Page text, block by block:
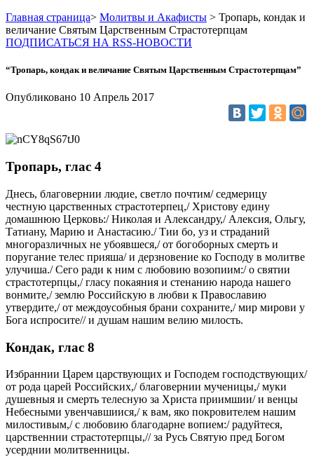
Главная страница> Молитвы и Акафисты > Тропарь, кондак и
величание Святым Царственным Страстотерпцам
ПОДПИСАТЬСЯ НА RSS-НОВОСТИ
“Тропарь, кондак и величание Святым Царственным Страстотерпцам”
Опубликовано 10 Апрель 2017
Тропарь, глас 4
Днесь, благовернии людие, светло почтим/ седмерицу
честную царственных страстотерпец,/ Христову едину
домашнюю Церковь:/ Николая и Александру,/ Алексия, Ольгу,
Татиану, Марию и Анастасию./ Тии бо, уз и страданий
многоразличных не убоявшеся,/ от богоборных смерть и
поругание телес прияша/ и дерзновение ко Господу в молитве
улучиша./ Сего ради к ним с любовию возопиим:/ о святии
страстотерпцы,/ гласу покаяния и стенанию народа нашего
вонмите,/ землю Российскую в любви к Православию
утвердите,/ от междоусобныя брани сохраните,/ мир мирови у
Бога испросите// и душам нашим велию милость.
Кондак, глас 8
Избраннии Царем царствующих и Господем господствующих/
от рода царей Российских,/ благовернии мученицы,/ муки
душевныя и смерть телесную за Христа приимшии/ и венцы
Небесными увенчавшиися,/ к вам, яко покровителем нашим
милостивым,/ с любовию благодарне вопием:/ радуйтеся,
царственнии страстотерпцы,// за Русь Святую пред Богом
усерднии молитвенницы.